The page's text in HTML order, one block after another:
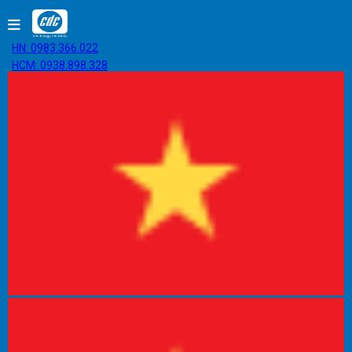
HN: 0983.366.022
HCM: 0938.898.328